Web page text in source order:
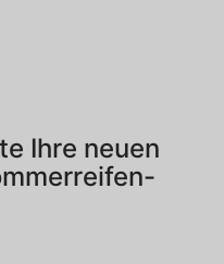
Ihre neuen